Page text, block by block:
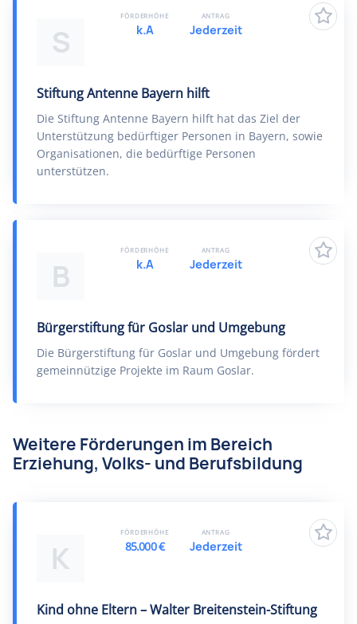
S
Stiftung Antenne Bayern hilft
Die Stiftung Antenne Bayern hilft hat das Ziel der
Unterstützung bedürftiger Personen in Bayern, sowie
Organisationen, die bedürftige Personen
unterstützen.
FÖRDERHÖHE
k.A
ANTRAG
Jederzeit
B
Bürgerstiftung für Goslar und Umgebung
Die Bürgerstiftung für Goslar und Umgebung fördert
gemeinnützige Projekte im Raum Goslar.
FÖRDERHÖHE
k.A
ANTRAG
Jederzeit
Weitere Förderungen im Bereich
Erziehung, Volks- und Berufsbildung
K
Kind ohne Eltern – Walter Breitenstein-Stiftung
FÖRDERHÖHE
85.000 €
ANTRAG
Jederzeit